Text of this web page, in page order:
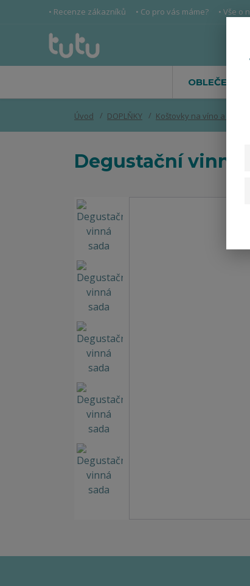
• Recenze zákazníků • Co pro vás máme? • Vše o
OBLEČENÍ
Úvod DOPLŇKY Koštovky na víno a
Degustační vinná